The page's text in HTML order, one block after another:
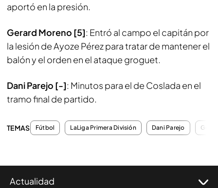
aportó en la presión.
Gerard Moreno [5]: Entró al campo el capitán por
la lesión de Ayoze Pérez para tratar de mantener el
balón y el orden en el ataque groguet.
Dani Parejo [-]: Minutos para el de Coslada en el
tramo final de partido.
TEMAS Fútbol LaLiga Primera División Dani Parejo
Actualidad